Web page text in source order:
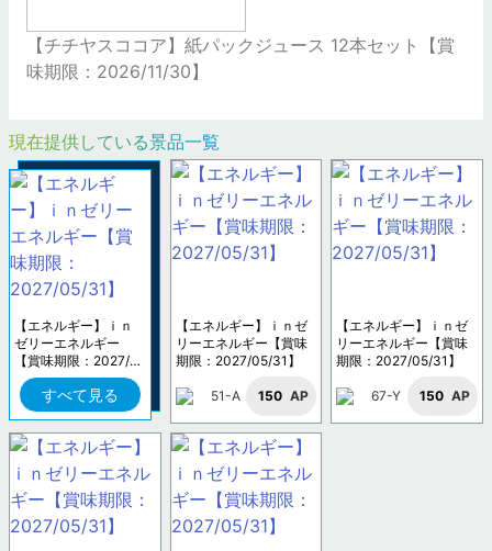
【チチヤスココア】紙パックジュース 12本セット【賞
味期限：2026/11/30】
現在提供している景品一覧
【エネルギー】ｉｎ
ゼリーエネルギー
【賞味期限：2027/0
5/31】
すべて見る
【エネルギー】ｉｎゼ
リーエネルギー【賞味
期限：2027/05/31】
51-A 150 AP
【エネルギー】ｉｎゼ
リーエネルギー【賞味
期限：2027/05/31】
67-Y 150 AP